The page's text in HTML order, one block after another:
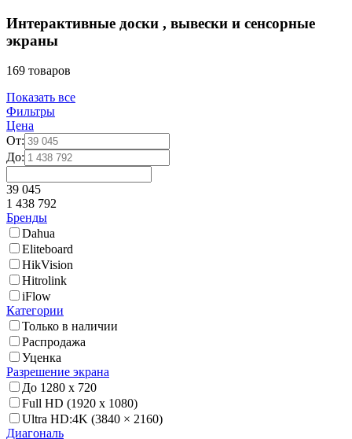
Интерактивные доски , вывески и сенсорные
экраны
169 товаров
Показать все
Фильтры
Цена
От:
До:
39 045
1 438 792
Бренды
Dahua
Eliteboard
HikVision
Hitrolink
iFlow
Категории
Только в наличии
Распродажа
Уценка
Разрешение экрана
До 1280 x 720
Full HD (1920 x 1080)
Ultra HD:4K (3840 × 2160)
Диагональ